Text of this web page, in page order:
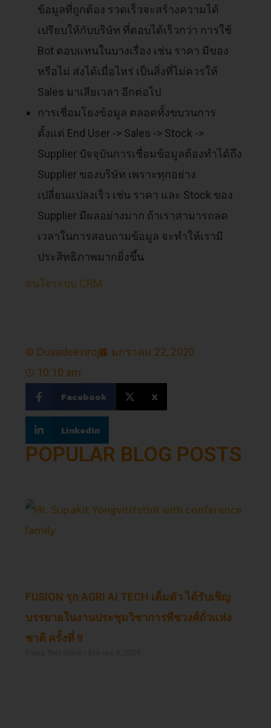
ข้อมูลที่ถูกต้อง รวดเร็วจะสร้างความได้
เปรียบให้กับบริษัท ที่ตอบได้เร็วกว่า การใช้
Bot ตอบแทนในบางเรื่อง เช่น ราคา มีของ
หรือไม่ ส่งได้เมื่อไหร่ เป็นสิ่งที่ไม่ควรให้
Sales มาเสียเวลา อีกต่อไป
การเชื่อมโยงข้อมูล ตลอดทั้งขบวนการ
ตั้งแต่ End User -> Sales -> Stock ->
Supplier ปัจจุบันการเชื่อมข้อมูลต้องทำได้ถึง
Supplier ของบริษัท เพราะทุกอย่าง
เปลี่ยนแปลงเร็ว เช่น ราคา และ Stock ของ
Supplier มีผลอย่างมาก ถ้าเราสามารถลด
เวลาในการสอบถามข้อมูล จะทำให้เรามี
ประสิทธิภาพมากยิ่งขึ้น
สนใจระบบ CRM
Dusadeeviroj
มกราคม 22, 2020
10:10 am
Facebook X
LinkedIn
POPULAR BLOG POSTS
FUSION รุก AGRI AI TECH เต็มตัว ได้รับเชิญ
บรรยายในงานประชุมวิชาการพืชวงศ์ถั่วแห่ง
ชาติ ครั้งที่ 9